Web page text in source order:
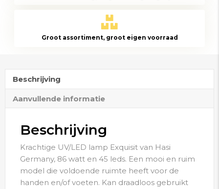
Groot assortiment, groot eigen voorraad
Beschrijving
Aanvullende informatie
Beschrijving
Krachtige UV/LED lamp Exquisit van Hasi
Germany, 86 watt en 45 leds. Een mooi en ruim
model die voldoende ruimte heeft voor de
handen en/of voeten. Kan draadloos gebruikt